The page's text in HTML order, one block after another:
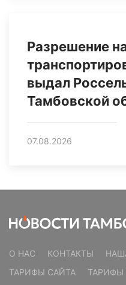
Разрешение
выдал
Тамбовской
07.08.2026
О НАС КОНТАКТЫ
ТАРИФЫ САЙТА
ТАРИФЫ